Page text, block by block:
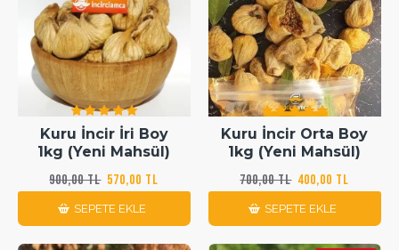
Kuru İncir İri Boy
1kg (Yeni Mahsül)
570,00 TL
900,00 TL
SEPETE EKLE
Kuru İncir Orta Boy
1kg (Yeni Mahsül)
400,00 TL
700,00 TL
SEPETE EKLE